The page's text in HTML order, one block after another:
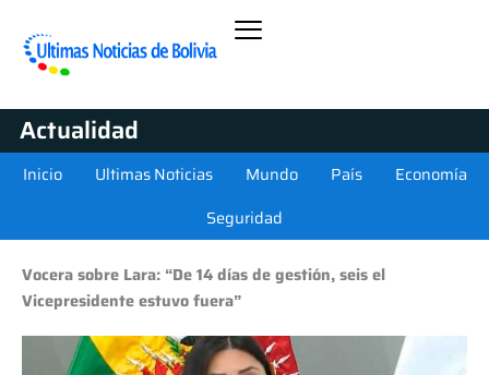
Actualidad
Inicio Ultimas Noticias Mundo País
Economía
Seguridad
Vocera sobre Lara: “De 14 días de gestión, seis el
Vicepresidente estuvo fuera”